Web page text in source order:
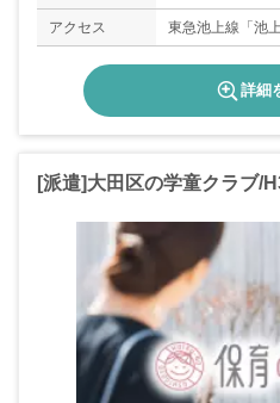
アクセス 東急池上線「池
詳細
[派遣]大田区の学童クラブ/